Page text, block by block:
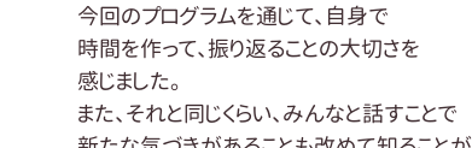
今回のプログラムを通じて、自身で
時間を作って、振り返ることの大切さを
感じました。
また、それと同じくらい、みんなと話すことで